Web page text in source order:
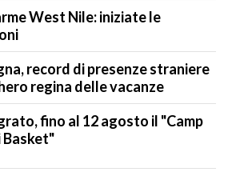
West Nile: iniziate le
record di presenze straniere
regina delle vacanze
fino al 12 agosto il "Camp